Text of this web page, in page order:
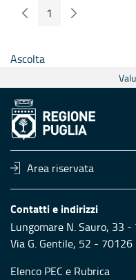
Pagina Precedente
Pagina
1 Pagina
Ascolta
Area riservata
Contatti e indirizzi
Lungomare N. Sauro, 33
Via G. Gentile, 52 - 70126
Elenco PEC e Rubrica